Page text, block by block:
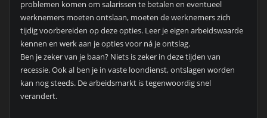
problemen komen om salarissen te betalen en eventueel
werknemers moeten ontslaan, moeten de werknemers zich
tijdig voorbereiden op deze opties. Leer je eigen arbeidswaarde
kennen en werk aan je opties voor ná je ontslag.
Ben je zeker van je baan? Niets is zeker in deze tijden van
recessie. Ook al ben je in vaste loondienst, ontslagen worden
kan nog steeds. De arbeidsmarkt is tegenwoordig snel
verandert.